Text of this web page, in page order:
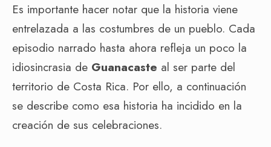
Es importante hacer notar que la historia viene
entrelazada a las costumbres de un pueblo. Cada
episodio narrado hasta ahora refleja un poco la
idiosincrasia de Guanacaste al ser parte del
territorio de Costa Rica. Por ello, a continuación
se describe como esa historia ha incidido en la
creación de sus celebraciones.